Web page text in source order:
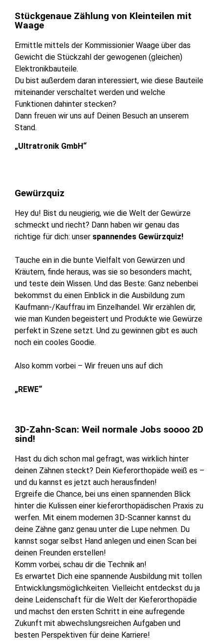
Stückgenaue Zählung von Kleinteilen mit
Waage
Ermittle mittels der Kommissionier Waage über das
Gewicht die Stückzahl der gewogenen (gleichen)
Elektronikbauteile.
Du bist außerdem daran interessiert, wie diese Bauteile
miteinander verschaltet werden und welche
Funktionen dahinter stecken?
Dann freuen wir uns auf Deinen Besuch an unserem
Stand.
„Ultratronik GmbH“
Gewürzquiz
Hey du! Bist du neugierig, wie die Welt der Gewürze
schmeckt und riecht? Dann haben wir genau das
richtige für dich: unser spannendes Gewürzquiz!
Tauche ein in die bunte Vielfalt von Gewürzen und
Kräutern, finde heraus, was sie so besonders macht,
und teste dein Wissen. Und das Beste: Ganz nebenbei
bekommst du einen Einblick in die Ausbildung zum
Kaufmann-/Kauffrau im Einzelhandel. Wir erzählen dir,
wie man Kunden begeistert und Produkte wie Gewürze
perfekt in Szene setzt. Und zu gewinnen gibt es auch
noch ein cooles Goodie.
Also komm vorbei – Wir freuen uns auf dich
„REWE“
3D-Zahn-Scan: Weil normale Jobs soooo 2D
sind!
Hast du dich schon mal gefragt, was wirklich hinter
deinen Zähnen steckt? Dein Kieferorthopäde weiß es –
und du kannst es jetzt auch herausfinden!
Ergreife die Chance, bei uns einen spannenden Blick
hinter die Kulissen einer kieferorthopädischen Praxis zu
werfen. Mit einem modernen 3D-Scanner kannst du
deine Zähne ganz genau unter die Lupe nehmen. Du
kannst sogar selbst Hand anlegen und einen Scan bei
deinen Freunden erstellen!
Komm vorbei, schau dir die Technik an!
Es erwartet Dich eine spannende Ausbildung mit tollen
Entwicklungsmöglichkeiten. Vielleicht entdeckst du ja
deine Leidenschaft für die Welt der Kieferorthopädie
und machst den ersten Schritt in eine aufregende
Zukunft mit abwechslungsreichen Aufgaben und
besten Perspektiven für deine Karriere!